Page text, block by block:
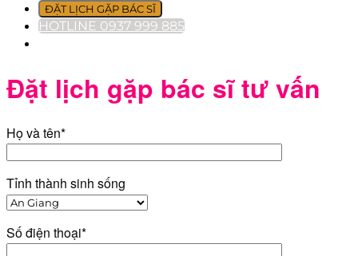
ĐẶT LỊCH GẶP BÁC SĨ
HOTLINE 0937 999 885
Đặt lịch gặp bác sĩ tư vấn
Họ và tên*
Tỉnh thành sinh sống
Số điện thoại*